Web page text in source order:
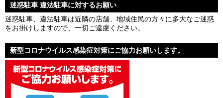
迷惑駐車 違法駐車に対するお願い
迷惑駐車、違法駐車は近隣の店舗、地域住民の方々に多大なご迷惑
をお掛けしますので、一切ご遠慮ください。
新型コロナウイルス感染症対策にご協力お願いします。